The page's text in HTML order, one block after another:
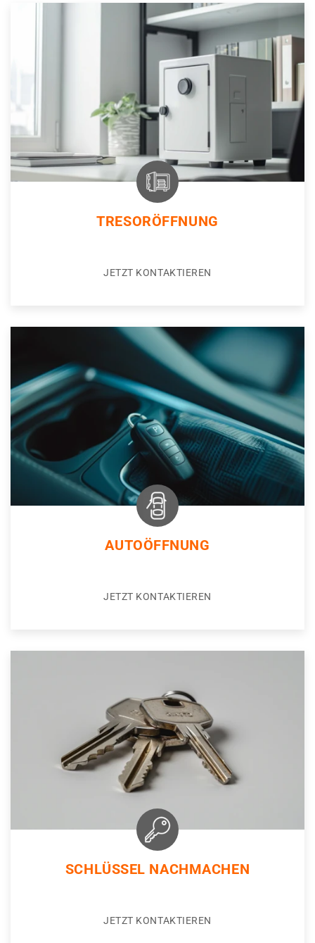
TRESORÖFFNUNG
JETZT KONTAKTIEREN
AUTOÖFFNUNG
JETZT KONTAKTIEREN
SCHLÜSSEL NACHMACHEN
JETZT KONTAKTIEREN